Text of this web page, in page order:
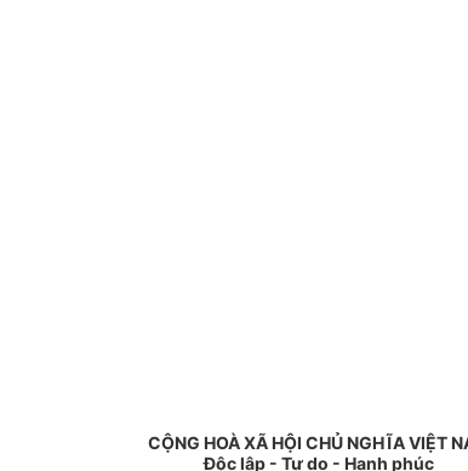
CỘNG HOÀ XÃ HỘI CHỦ NGHĨA VIỆT
Độc lập - Tự do - Hạnh phúc